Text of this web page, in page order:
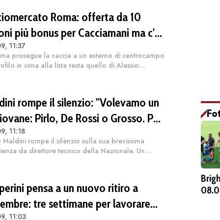
Roma: offerta da 10
più bonus per Cacciamani ma c'è
interesse anche dell'Inter.
vicino al Benevento
11:37
prosegue la caccia a un esterno di centrocampo
in cima alla lista resta quello di Alessio
rompe il silenzio: "Volevamo un
Pirlo, De Rossi o Grosso. Poi
mi ha detto: «Pirlo non si può
decido io il Ct»"
11:18
Maldini rompe il silenzio sulla sua brevissima
da direttore tecnico della Nazionale. Un
pensa a un nuovo ritiro a
tre settimane per lavorare
11:03